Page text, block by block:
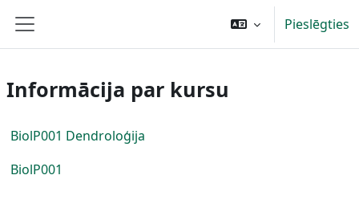
Sānu panelis
Pieslēgties
Informācija par kursu
BiolP001 Dendroloģija
BiolP001